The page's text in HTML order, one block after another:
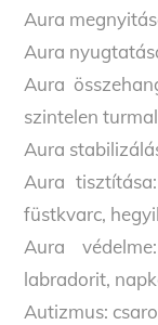
Aura
Aura
Aura
szintelen
Aura
Aura
füstkvarc,
Aura
labradorit,
Autizmus: